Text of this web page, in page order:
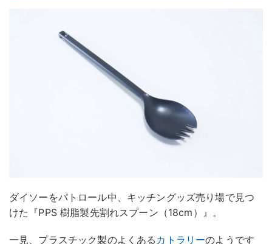
ダイソーをパトロール中、キッチングッズ売り場で見つ
けた『PPS 樹脂製先割れスプーン（18cm）』。
一見、プラスチック製のよくある カトラリーのようです